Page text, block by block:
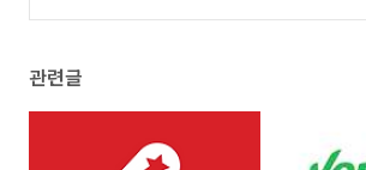
관련글